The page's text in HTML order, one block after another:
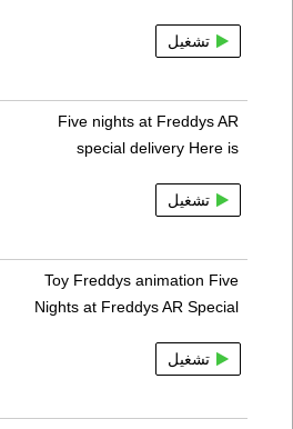
تشغيل
Five nights at Freddys AR
special delivery Here is
تشغيل
Toy Freddys animation Five
Nights at Freddys AR Special
تشغيل